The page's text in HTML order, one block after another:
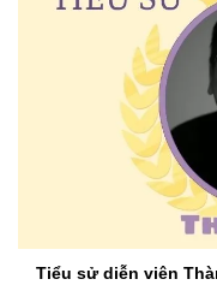
Tiểu sử diễn viên